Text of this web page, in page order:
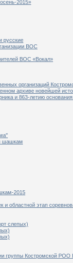
2015»
русские
ВОС
ВОС «Вокал»
организаций
архиве новейшей
и 863-летию основания
шашкам
2015
областной этап
слепых)
группы Костромской